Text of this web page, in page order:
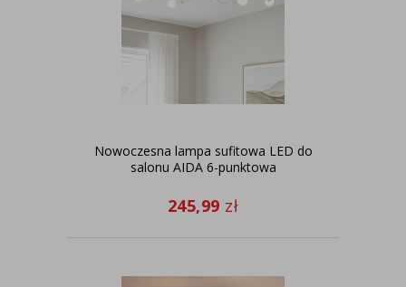
Nowoczesna lampa sufitowa LED do
salonu AIDA 6-punktowa
245,99 zł